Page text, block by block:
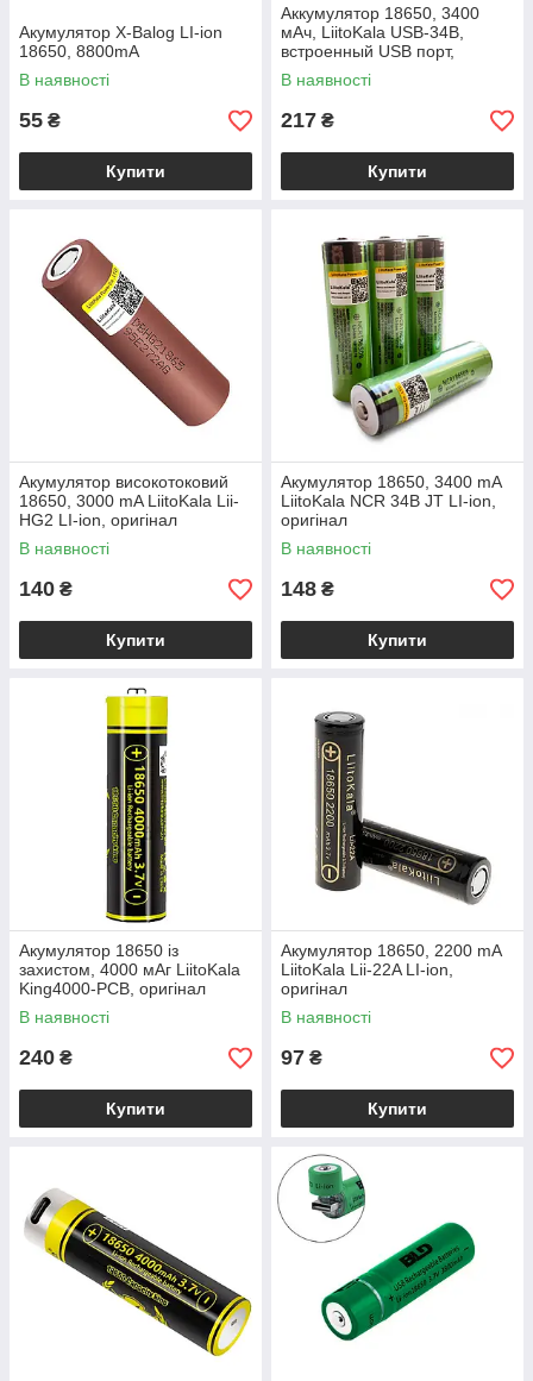
Акумулятор X-Balog LI-ion
18650, 8800mA
В наявності
55 ₴
Купити
Аккумулятор 18650, 3400
мАч, LiitoKala USB-34B,
встроенный USB порт,
защита
В наявності
217 ₴
Купити
Акумулятор високотоковий
18650, 3000 mA LiitoKala Lii-
HG2 LI-ion, оригінал
В наявності
140 ₴
Купити
Акумулятор 18650, 3400 mA
LiitoKala NCR 34B JT LI-ion,
оригінал
В наявності
148 ₴
Купити
Акумулятор 18650 із
захистом, 4000 мАг LiitoKala
King4000-PCB, оригінал
В наявності
240 ₴
Купити
Акумулятор 18650, 2200 mA
LiitoKala Lii-22A LI-ion,
оригінал
В наявності
97 ₴
Купити